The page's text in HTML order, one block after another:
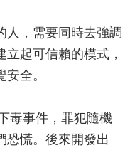
，需要同時去強調
起可信賴的模式，
全。
事件，罪犯隨機
恐慌。後來開發出